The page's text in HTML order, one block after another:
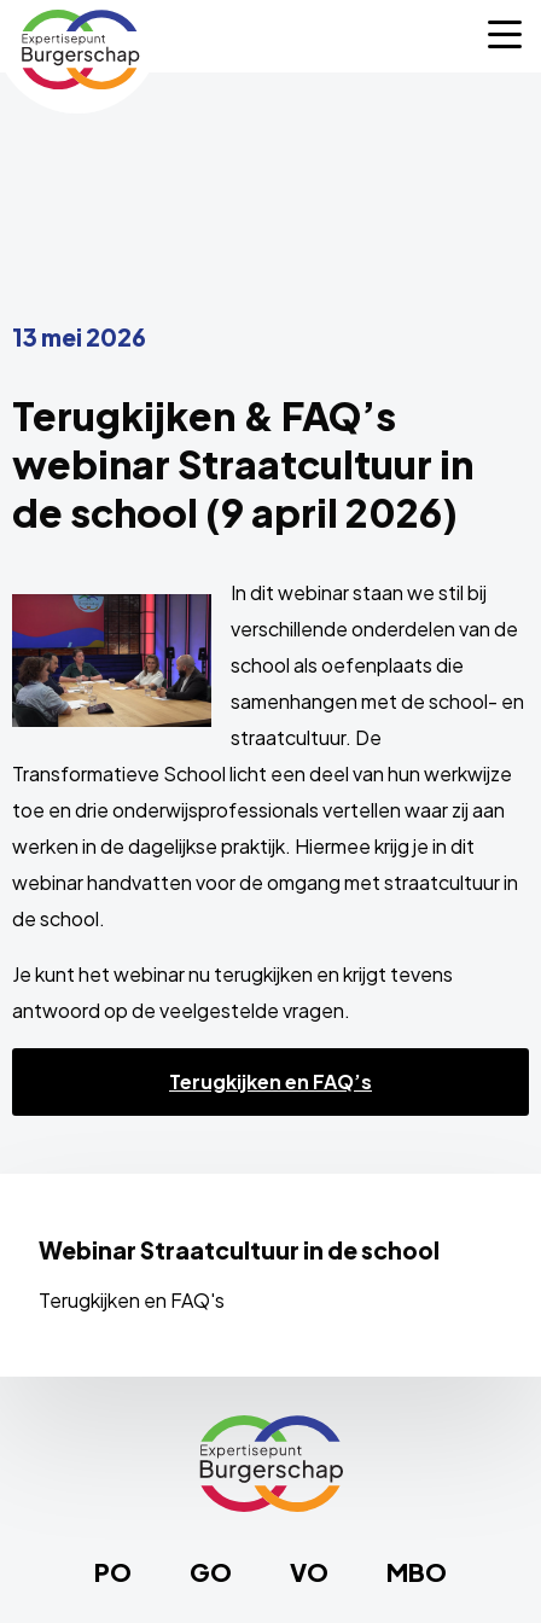
Expertisepunt
Burgerschap
Terugkijken & FAQ’s
webinar Straatcultuur in
de school (9 april 2026)
13 mei 2026
In dit webinar staan we stil bij
verschillende onderdelen van de
school als oefenplaats die
samenhangen met de school- en
straatcultuur. De
Transformatieve School licht een deel van hun werkwijze
toe en drie onderwijsprofessionals vertellen waar zij aan
werken in de dagelijkse praktijk. Hiermee krijg je in dit
webinar handvatten voor de omgang met straatcultuur in
de school.
Je kunt het webinar nu terugkijken en krijgt tevens
antwoord op de veelgestelde vragen.
Terugkijken en FAQ’s
Webinar Straatcultuur in de school
Terugkijken en FAQ's
PO GO VO MBO